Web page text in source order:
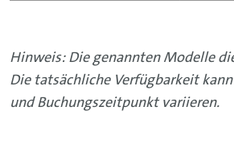
Hinweis: Die genannten Modelle
Die tatsächliche Verfügbarkeit
und Buchungszeitpunkt variieren.